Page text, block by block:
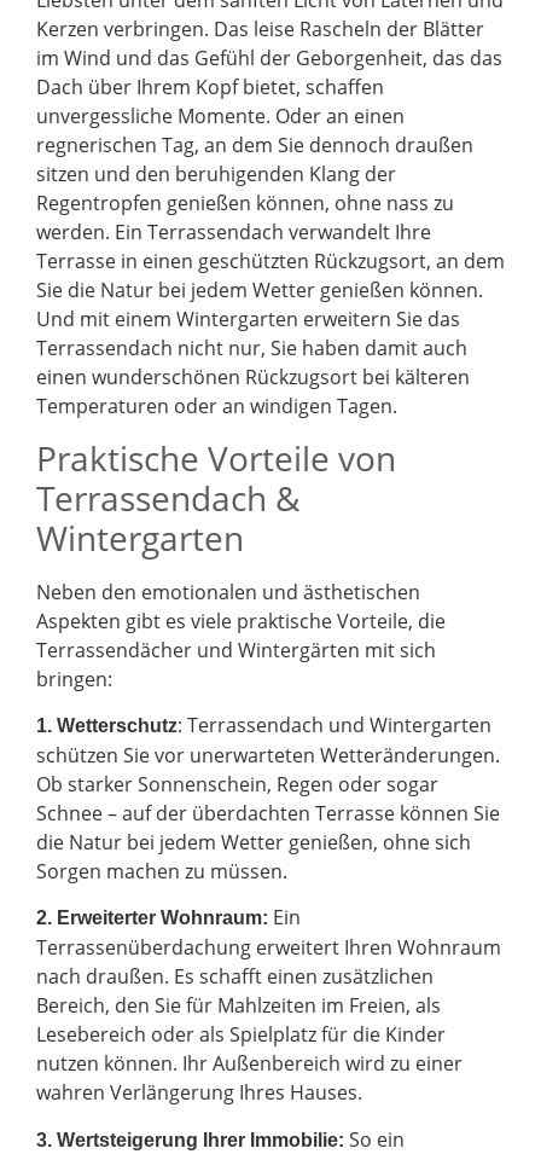
Kerzen verbringen. Das leise Rascheln der Blätter
im Wind und das Gefühl der Geborgenheit, das das
Dach über Ihrem Kopf bietet, schaffen
unvergessliche Momente. Oder an einen
regnerischen Tag, an dem Sie dennoch draußen
sitzen und den beruhigenden Klang der
Regentropfen genießen können, ohne nass zu
werden. Ein Terrassendach verwandelt Ihre
Terrasse in einen geschützten Rückzugsort, an dem
Sie die Natur bei jedem Wetter genießen können.
Und mit einem Wintergarten erweitern Sie das
Terrassendach nicht nur, Sie haben damit auch
einen wunderschönen Rückzugsort bei kälteren
Temperaturen oder an windigen Tagen.
Praktische Vorteile von
Terrassendach &
Wintergarten
Neben den emotionalen und ästhetischen
Aspekten gibt es viele praktische Vorteile, die
Terrassendächer und Wintergärten mit sich
bringen:
1. Wetterschutz: Terrassendach und Wintergarten
schützen Sie vor unerwarteten Wetteränderungen.
Ob starker Sonnenschein, Regen oder sogar
Schnee – auf der überdachten Terrasse können Sie
die Natur bei jedem Wetter genießen, ohne sich
Sorgen machen zu müssen.
2. Erweiterter Wohnraum: Ein
Terrassenüberdachung erweitert Ihren Wohnraum
nach draußen. Es schafft einen zusätzlichen
Bereich, den Sie für Mahlzeiten im Freien, als
Lesebereich oder als Spielplatz für die Kinder
nutzen können. Ihr Außenbereich wird zu einer
wahren Verlängerung Ihres Hauses.
3. Wertsteigerung Ihrer Immobilie: So ein